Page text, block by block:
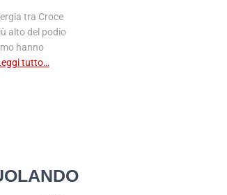
tra Croce
alto del podio
hanno
tutto…